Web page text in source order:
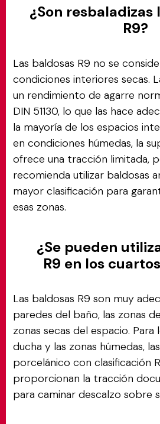
¿Son resbaladizas
R9?
Las baldosas R9 no se
condiciones interiores secas.
un rendimiento de agarre
DIN 51130, lo que las hace
la mayoría de los espacios
en condiciones húmedas, la
ofrece una tracción limitada,
recomienda utilizar baldosas
mayor clasificación para
esas zonas.
¿Se pueden
R9 en los
Las baldosas R9 son muy
paredes del baño, las zonas
zonas secas del espacio. Para
ducha y las zonas húmedas,
porcelánico con clasificación
proporcionan la tracción
para caminar descalzo sobre